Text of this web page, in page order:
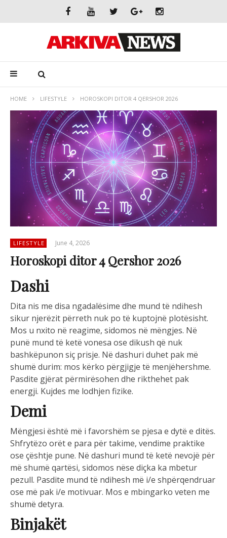
HOME LIFESTYLE HOROSKOPI DITOR 4 QERSHOR 2026
LIFESTYLE June 4, 2026
Horoskopi ditor 4 Qershor 2026
Dashi
Dita nis me disa ngadalësime dhe mund të ndihesh
sikur njerëzit përreth nuk po të kuptojnë plotësisht.
Mos u nxito në reagime, sidomos në mëngjes. Në
punë mund të ketë vonesa ose dikush që nuk
bashkëpunon siç prisje. Në dashuri duhet pak më
shumë durim: mos kërko përgjigje të menjëhershme.
Pasdite gjërat përmirësohen dhe rikthehet pak
energji. Kujdes me lodhjen fizike.
Demi
Mëngjesi është më i favorshëm se pjesa e dytë e ditës.
Shfrytëzo orët e para për takime, vendime praktike
ose çështje pune. Në dashuri mund të ketë nevojë për
më shumë qartësi, sidomos nëse diçka ka mbetur
pezull. Pasdite mund të ndihesh më i/e shpërqendruar
ose më pak i/e motivuar. Mos e mbingarko veten me
shumë detyra.
Binjakët